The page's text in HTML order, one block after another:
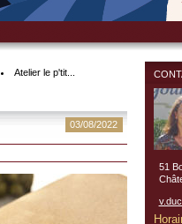
Atelier le p'tit...
03/08/2022
51